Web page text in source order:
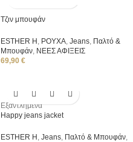
Tζιν μπουφάν
ESTHER H , ΡΟΥΧΑ, Jeans, Παλτό &
Μπουφάν, ΝΕΕΣ ΑΦΙΞΕΙΣ
69,90 €
Εξαντλημένα
Happy jeans jacket
ESTHER H , Jeans, Παλτό & Μπουφάν,